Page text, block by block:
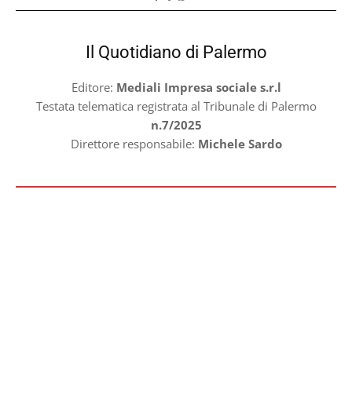
Il Quotidiano di Palermo
Editore: Mediali Impresa sociale s.r.l
Testata telematica registrata al Tribunale di Palermo
n.7/2025
Direttore responsabile: Michele Sardo